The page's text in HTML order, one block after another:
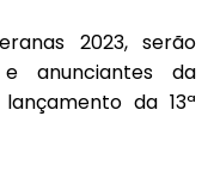
2023, serão
anunciantes da
da 13ª